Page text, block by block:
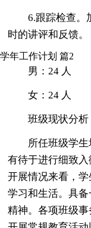
6.跟踪检查。
时的讲评和反馈。
学年工作计划 篇2
男：24 人
女：24 人
班级现状分析
所任班级学
有待于进行细致
开展情况来看，
学习和生活。具
精神。各项班级